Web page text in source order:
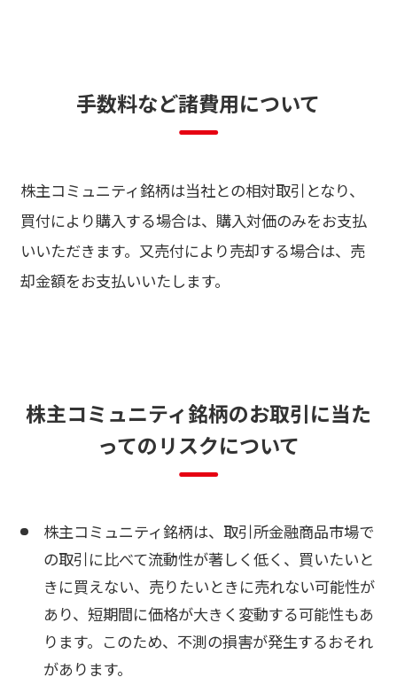
手数料など諸費用について
株主コミュニティ銘柄は当社との相対取引となり、
買付により購入する場合は、購入対価のみをお支払
いいただきます。又売付により売却する場合は、売
却金額をお支払いいたします。
株主コミ ュニティ銘柄のお取引に当た
ってのリスクについて
株主コミュニティ銘柄は、取引所金融商品市場で
の取引に比べて流動性が著しく低く、買いたいと
きに買えない、売りたいときに売れない可能性が
あり、短期間に価格が大きく変動する可能性もあ
ります。このため、不測の損害が発生するおそれ
があります。